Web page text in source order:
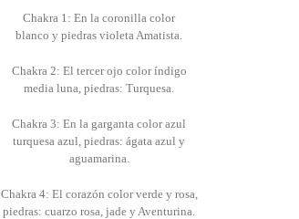
Chakra 1: En la coronilla color
blanco y piedras violeta Amatista.
Chakra 2: El tercer ojo color índigo
media luna, piedras: Turquesa.
Chakra 3: En la garganta color azul
turquesa azul, piedras: ágata azul y
aguamarina.
Chakra 4: El corazón color verde y rosa,
piedras: cuarzo rosa, jade y Aventurina.